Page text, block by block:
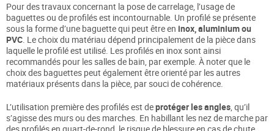
Pour des travaux concernant la pose de carrelage, l’usage de
baguettes ou de profilés est incontournable. Un profilé se présente
sous la forme d’une baguette qui peut être en inox, aluminium ou
PVC. Le choix du matériau dépend principalement de la pièce dans
laquelle le profilé est utilisé. Les profilés en inox sont ainsi
recommandés pour les salles de bain, par exemple. À noter que le
choix des baguettes peut également être orienté par les autres
matériaux présents dans la pièce, par souci de cohérence.
L’utilisation première des profilés est deprotéger les angles, qu’il
s’agisse des murs ou des marches. En habillant les nez de marche par